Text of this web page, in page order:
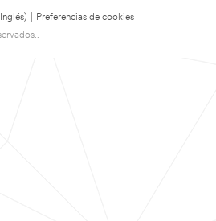
Preferencias de cookies